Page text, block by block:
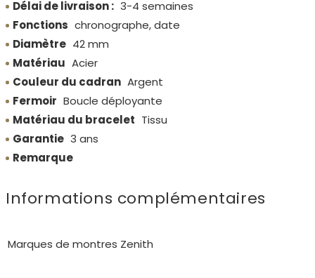
Délai de livraison : 3-4 semaines
Fonctions chronographe, date
Diamètre 42 mm
Matériau Acier
Couleur du cadran Argent
Fermoir Boucle déployante
Matériau du bracelet Tissu
Garantie 3 ans
Remarque
Informations complémentaires
Marques de montres Zenith